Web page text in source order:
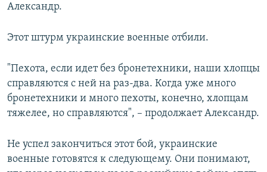
Александр.
Этот штурм украинские военные отбили.
"Пехота, если идет без бронетехники, наши хлопцы
справляются с ней на раз-два. Когда уже много
бронетехники и много пехоты, конечно, хлопцам
тяжелее, но справляются", – продолжает Александр.
Не успел закончиться этот бой, украинские
военные готовятся к следующему. Они понимают,